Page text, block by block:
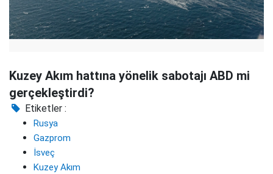
Kuzey Akım hattına yönelik sabotajı ABD mi
gerçekleştirdi?
Etiketler :
Rusya
Gazprom
İsveç
Kuzey Akım